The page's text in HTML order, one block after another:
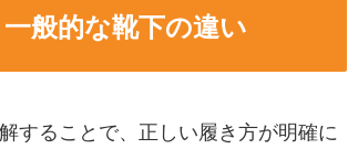
般的な靴下の違い
することで、正しい履き方が明確に